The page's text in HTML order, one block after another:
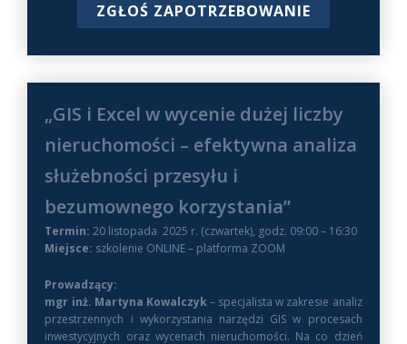
ZGŁOŚ ZAPOTRZEBOWANIE
„GIS i Excel w wycenie dużej liczby
nieruchomości – efektywna analiza
służebności przesyłu i
bezumownego korzystania”
Termin: 20 listopada 2025 r. (czwartek), godz. 09:00 – 16:30
Miejsce: szkolenie ONLINE – platforma ZOOM
Prowadzący:
mgr inż. Martyna Kowalczyk – specjalista w zakresie analiz
przestrzennych i wykorzystania narzędzi GIS w procesach
inwestycyjnych oraz wycenach nieruchomości. Na co dzień